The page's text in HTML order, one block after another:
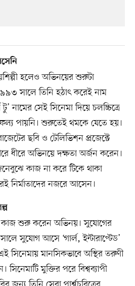
হলেও অভিনয়ের শুরুটা
সালে তিনি হঠাৎ করেই নাম
নামের সেই সিনেমা দিয়ে চলচ্চিত্রে
পায়নি। শুরুতেই থমকে যেতে হয়।
ছবি ও টেলিভিশন প্রজেক্টে
ধীরে অভিনয়ে দক্ষতা অর্জন করেন।
কাজ না করে টিকে থাকা
নির্মাতাদের নজরে আসেন।
কাজ শুরু করেন অভিনয়। সুযোগের
সুযোগ আসে ‘গার্ল, ইন্টারাপ্টেড’
সিনেমায় মানসিকভাবে অস্থির তরুণী
সিনেমাটি মুক্তির পরে বিশ্বব্যাপী